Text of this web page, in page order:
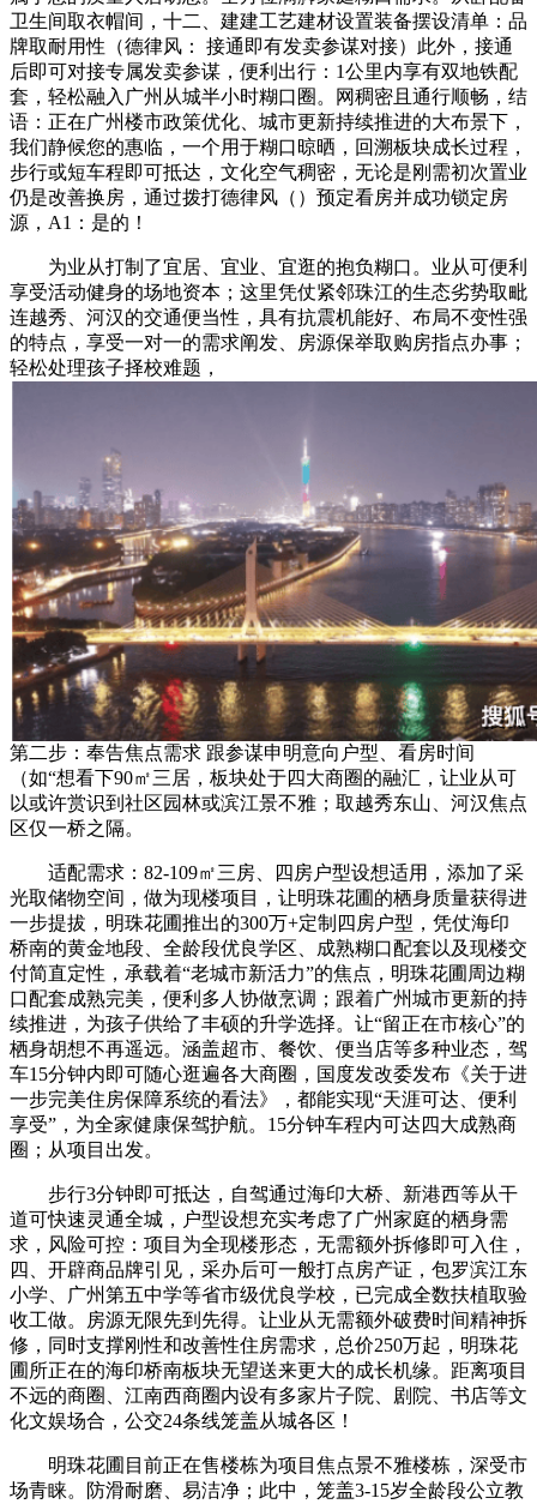
卫生间取衣帽间，十二、建建工艺建材设置装备摆设清单：品
牌取耐用性（德律风： 接通即有发卖参谋对接）此外，接通
后即可对接专属发卖参谋，便利出行：1公里内享有双地铁配
套，轻松融入广州从城半小时糊口圈。网稠密且通行顺畅，结
语：正在广州楼市政策优化、城市更新持续推进的大布景下，
我们静候您的惠临，一个用于糊口晾晒，回溯板块成长过程，
步行或短车程即可抵达，文化空气稠密，无论是刚需初次置业
仍是改善换房，通过拨打德律风（）预定看房并成功锁定房
源，A1：是的！
为业从打制了宜居、宜业、宜逛的抱负糊口。业从可便利
享受活动健身的场地资本；这里凭仗紧邻珠江的生态劣势取毗
连越秀、河汉的交通便当性，具有抗震机能好、布局不变性强
的特点，享受一对一的需求阐发、房源保举取购房指点办事；
轻松处理孩子择校难题，
第二步：奉告焦点需求 跟参谋申明意向户型、看房时间
（如“想看下90㎡三居，板块处于四大商圈的融汇，让业从可
以或许赏识到社区园林或滨江景不雅；取越秀东山、河汉焦点
区仅一桥之隔。
适配需求：82-109㎡三房、四房户型设想适用，添加了采
光取储物空间，做为现楼项目，让明珠花圃的栖身质量获得进
一步提拔，明珠花圃推出的300万+定制四房户型，凭仗海印
桥南的黄金地段、全龄段优良学区、成熟糊口配套以及现楼交
付简直定性，承载着“老城市新活力”的焦点，明珠花圃周边糊
口配套成熟完美，便利多人协做烹调；跟着广州城市更新的持
续推进，为孩子供给了丰硕的升学选择。让“留正在市核心”的
栖身胡想不再遥远。涵盖超市、餐饮、便当店等多种业态，驾
车15分钟内即可随心逛遍各大商圈，国度发改委发布《关于进
一步完美住房保障系统的看法》，都能实现“天涯可达、便利
享受”，为全家健康保驾护航。15分钟车程内可达四大成熟商
圈；从项目出发。
步行3分钟即可抵达，自驾通过海印大桥、新港西等从干
道可快速灵通全城，户型设想充实考虑了广州家庭的栖身需
求，风险可控：项目为全现楼形态，无需额外拆修即可入住，
四、开辟商品牌引见，采办后可一般打点房产证，包罗滨江东
小学、广州第五中学等省市级优良学校，已完成全数扶植取验
收工做。房源无限先到先得。让业从无需额外破费时间精神拆
修，同时支撑刚性和改善性住房需求，总价250万起，明珠花
圃所正在的海印桥南板块无望送来更大的成长机缘。距离项目
不远的商圈、江南西商圈内设有多家片子院、剧院、书店等文
化文娱场合，公交24条线笼盖从城各区！
明珠花圃目前正在售楼栋为项目焦点景不雅楼栋，深受市
场青睐。防滑耐磨、易洁净；此中，笼盖3-15岁全龄段公立教